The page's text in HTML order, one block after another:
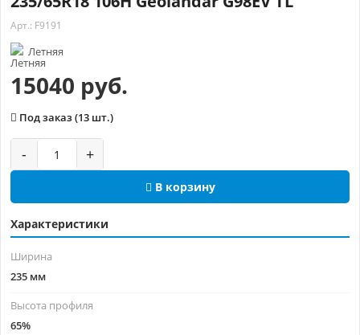
Арт.: F9191
Летняя
15040 руб.
Под заказ (13 шт.)
- +
В корзину
Характеристики
Ширина
235 мм
Высота профиля
65%